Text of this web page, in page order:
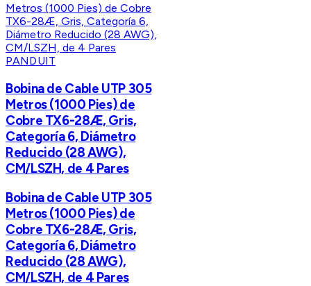
PANDUIT
Bobina de Cable UTP 305
Metros (1000 Pies) de
Cobre TX6-28Æ, Gris,
Categoría 6, Diámetro
Reducido (28 AWG),
CM/LSZH, de 4 Pares
Bobina de Cable UTP 305
Metros (1000 Pies) de
Cobre TX6-28Æ, Gris,
Categoría 6, Diámetro
Reducido (28 AWG),
CM/LSZH, de 4 Pares